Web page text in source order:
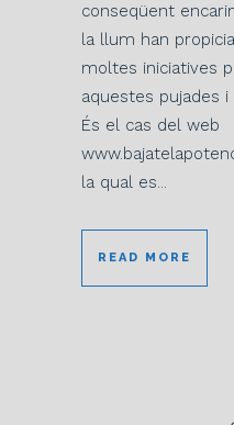
conseqüent
la llum han
moltes iniciatives
aquestes pujades
És el cas del web
la qual es...
READ MORE